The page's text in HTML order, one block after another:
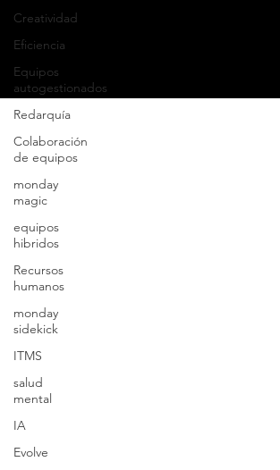
Creatividad
Eficiencia
Equipos
autogestionados
Redarquía
Colaboración
de equipos
monday
magic
equipos
hibridos
Recursos
humanos
monday
sidekick
ITMS
salud
mental
IA
Evolve
© 2025 Servicios
Construcción, S.A. de C.V